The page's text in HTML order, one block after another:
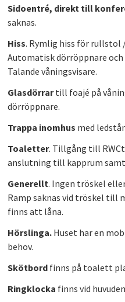
Sidoentré, direkt till
saknas.
Hiss. Rymlig hiss för rullstol
Automatisk dörröppnare
Talande våningsvisare.
Glasdörrartill foajé på
dörröppnare.
Trappa inomhus med
Toaletter. Tillgång till
anslutning till kapprum
Generellt. Ingen tröskel
Ramp saknas vid tröskel till
finns att låna.
Hörslinga. Huset har en
behov.
Skötbord finns på toalett
Ringklocka finns vid